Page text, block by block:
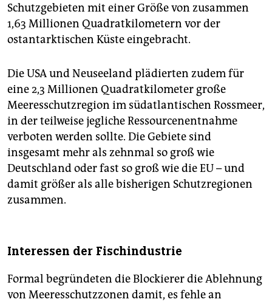
Schutzgebieten mit einer Größe von zusammen
1,63 Millionen Quadratkilometern vor der
ostantarktischen Küste eingebracht.
Die USA und Neuseeland plädierten zudem für
eine 2,3 Millionen Quadratkilometer große
Meeresschutzregion im südatlantischen Rossmeer,
in der teilweise jegliche Ressourcenentnahme
verboten werden sollte. Die Gebiete sind
insgesamt mehr als zehnmal so groß wie
Deutschland oder fast so groß wie die EU – und
damit größer als alle bisherigen Schutzregionen
zusammen.
Interessen der Fischindustrie
Formal begründeten die Blockierer die Ablehnung
von Meeresschutzzonen damit, es fehle an